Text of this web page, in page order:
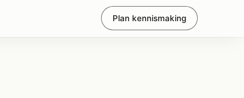
Plan kennismaking